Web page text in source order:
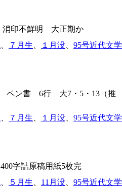
印不鮮明 大正期か
７月生 １月没
95号近代文学
ペン書 6行 大7・5・13（推
７月生 １月没
95号近代文学
字詰原稿用紙5枚完
５月生 11月没
95号近代文学